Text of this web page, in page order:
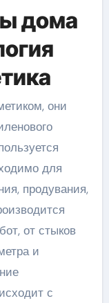
дома
они
для
продувания,
от стыков
и
с